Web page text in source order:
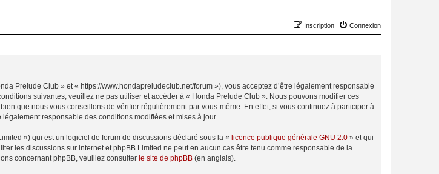
Connexion
Inscription
Prelude Club » et « https://www.hondapreludeclub.net/forum »), vous acceptez d’être légalement responsable
suivantes, veuillez ne pas utiliser et accéder à « Honda Prelude Club ». Nous pouvons modifier ces
que nous vous conseillons de vérifier régulièrement par vous-même. En effet, si vous continuez à participer à
responsable des conditions modifiées et mises à jour.
») qui est un logiciel de forum de discussions déclaré sous la « licence publique générale GNU 2.0 » et qui
les discussions sur internet et phpBB Limited ne peut en aucun cas être tenu comme responsable de la
concernant phpBB, veuillez consulter le site de phpBB (en anglais).